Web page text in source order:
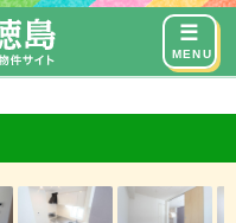
MENU
お問い合わせ